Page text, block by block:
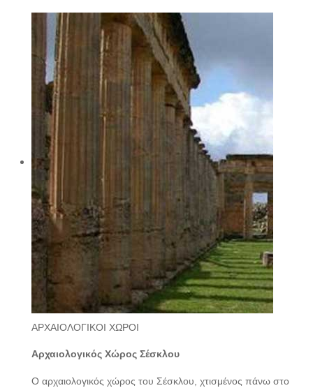
ΑΡΧΑΙΟΛΟΓΙΚΟΙ ΧΩΡΟΙ
Αρχαιολογικός Χώρος Σέσκλου
Ο αρχαιολογικός χώρος του Σέσκλου, χτισμένος πάνω στο